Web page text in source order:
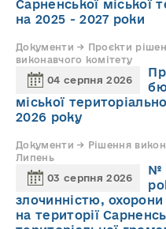
Сарненської міської
на 2025 - 2027 роки
Документи → Проєкти
виконавчого комітету
04 серпня 2026
міської
2026 року
Документи → Рішення
Липень
03 серпня 2026
№
злочинністю,
на території